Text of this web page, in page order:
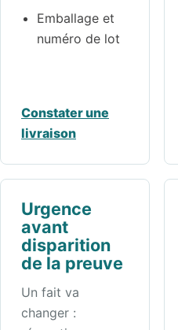
Emballage et
numéro de lot
Constater une
livraison
Urgence
avant
disparition
de la preuve
Un fait va
changer :